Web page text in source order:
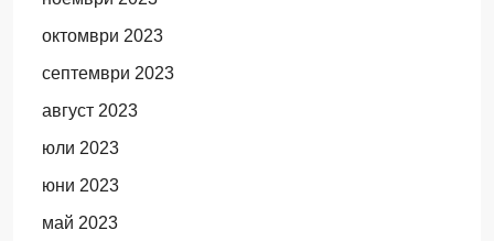
октомври 2023
септември 2023
август 2023
юли 2023
юни 2023
май 2023